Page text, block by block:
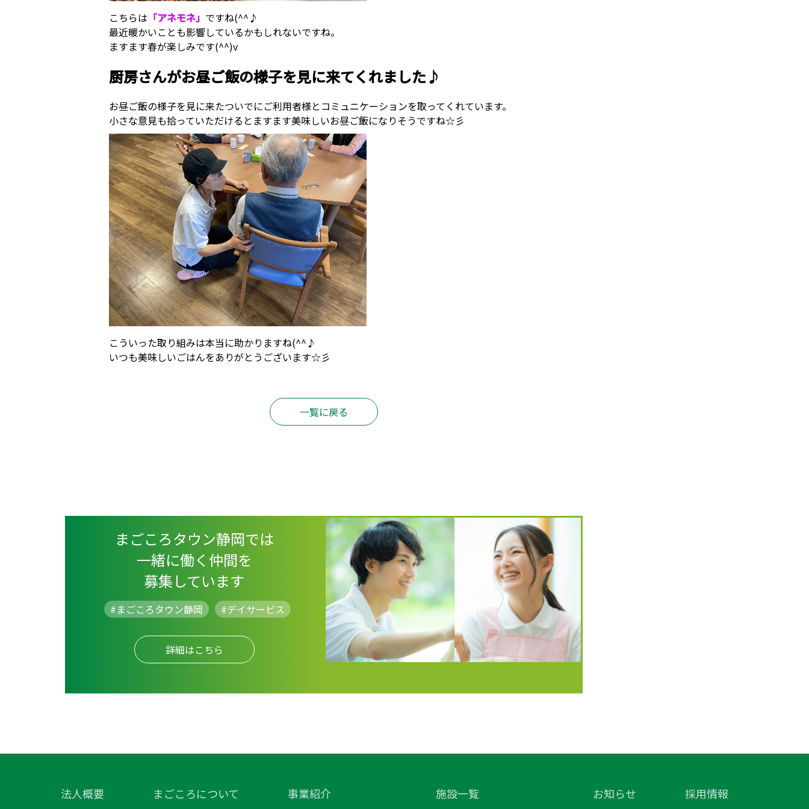
こちらは 「アネモネ」 ですね(^^♪
最近暖かいことも影響しているかもしれないですね。
ますます春が楽しみです(^^)v
厨房さんがお昼ご飯の様子を見に来てくれました♪
お昼ご飯の様子を見に来たついでにご利用者様とコミュニケーションを取ってくれています。
小さな意見も拾っていただけるとますます美味しいお昼ご飯になりそうですね☆彡
こういった取り組みは本当に助かりますね(^^♪
いつも美味しいごはんをありがとうございます☆彡
一覧に戻る
まごころタウン静岡では
一緒に働く仲間を
募集しています
#まごころタウン静岡 #デイサービス
詳細はこちら
法人概要 まごころについて 事業紹介 施設一覧 お知らせ 採用情報